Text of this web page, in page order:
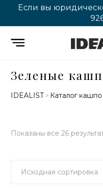
Если вы
Зеленые
IDEALIST> Каталог кашпо
Показаны все 26
Исходная сортировка